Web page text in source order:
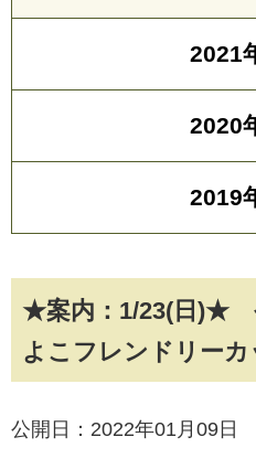
★案内：1/23(日)★
よこフレンドリー
公開日：2022年01月09日
2021
2020
2019